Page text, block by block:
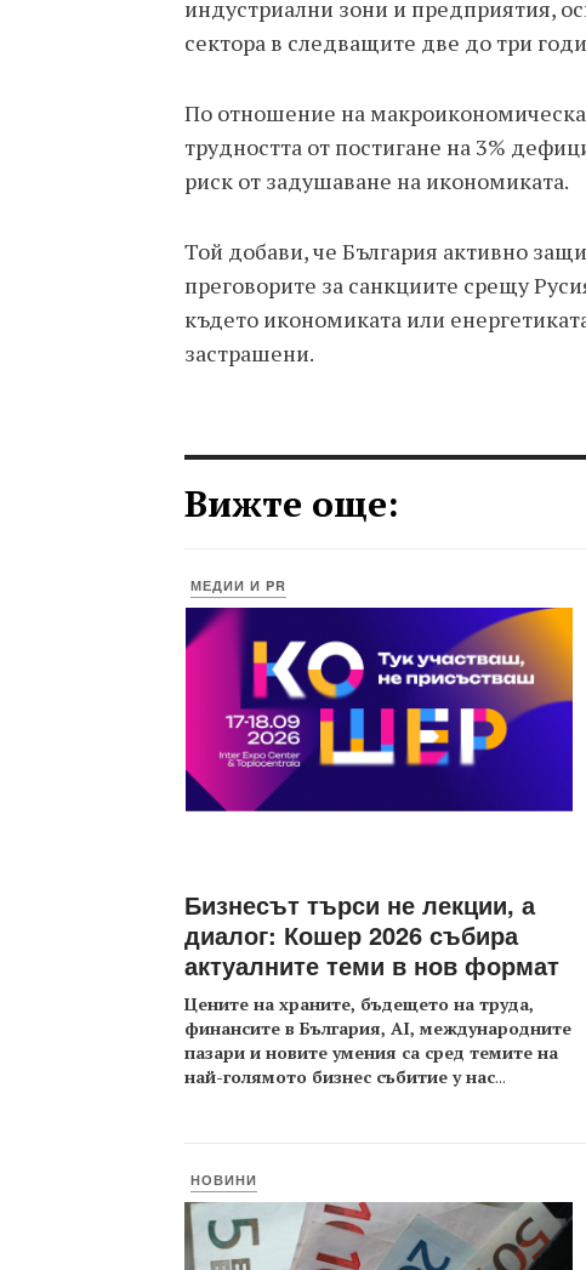
индустриални зони и предприятия,
сектора в следващите две до три
По отношение на
трудността от постигане на 3%
риск от задушаване на икономиката.
Той добави, че България активно
преговорите за санкциите срещу
където икономиката или
застрашени.
Вижте още:
МЕДИИ И PR
Бизнесът търси не лекции, а
диалог: Кошер 2026 събира
актуалните теми в нов формат
Цените на храните, бъдещето на труда,
финансите в България, AI, международните
пазари и новите умения са сред темите на
най-голямото бизнес събитие у нас...
НОВИНИ